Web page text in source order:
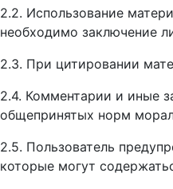
2.2. Использование
необходимо заключение
2.3. При цитировании
2.4. Комментарии и иные
общепринятых норм
2.5. Пользователь
которые могут